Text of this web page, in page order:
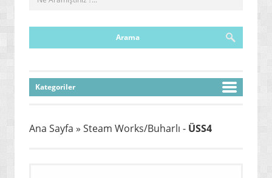
Kategoriler
» ÇOK FONKSİYONLU MAKİNELER
Ana Sayfa » Steam Works/Buharlı - ÜSS4